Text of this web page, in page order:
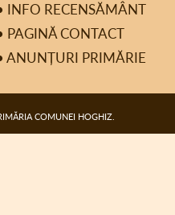
INFO RECENSĂMÂNT
PAGINĂ CONTACT
ANUNȚURI PRIMĂRIE
COMUNEI HOGHIZ.